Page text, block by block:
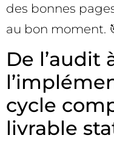
des bonnes
au bon moment.
De l’audit
cycle
livrable